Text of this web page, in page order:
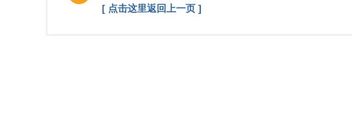
[ 点击这里返回上一页 ]